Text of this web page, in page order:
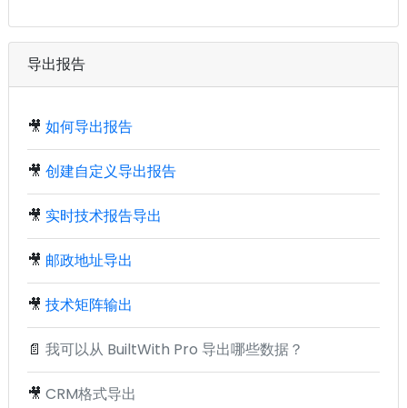
导出报告
🎥 如何导出报告
🎥 创建自定义导出报告
🎥 实时技术报告导出
🎥 邮政地址导出
🎥 技术矩阵输出
📄 我可以从 BuiltWith Pro 导出哪些数据？
🎥 CRM格式导出